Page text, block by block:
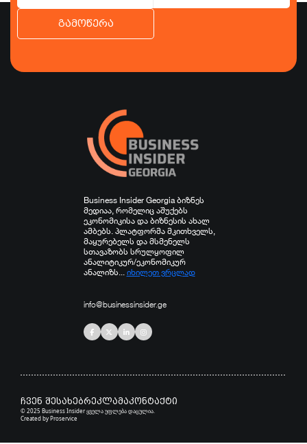
გამოწერა
Business Insider Georgia ბიზნეს
მედიაა, რომელიც აშუქებს
ეკონომიკისა და ბიზნესის ახალ
ამბებს. პლატფორმა მკითხველს,
მაყურებელს და მსმენელს
სთავაზობს სრულყოფილ
ანალიტიკურ/ეკონომიკურ
ანალიზს... იხილეთ ვრცლად
info@businessinsider.ge
ჩვენ შესახებრეკლამაკონტაქტი
© 2025 Business Insider ყველა უფლება დაცულია.
Created byProservice